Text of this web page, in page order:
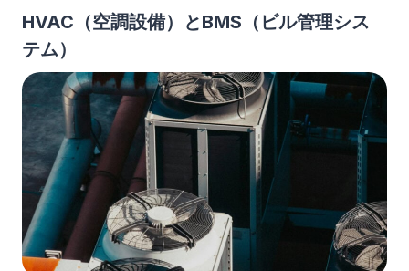
HVAC（空調設備）とBMS（ビル管理シス
テム）